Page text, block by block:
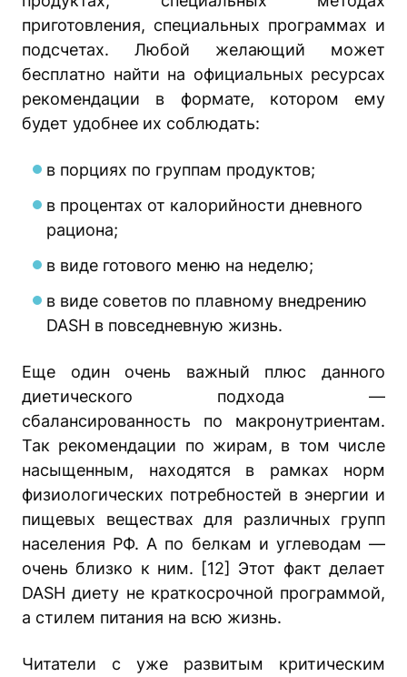
приготовления, специальных программах и
подсчетах. Любой желающий может
бесплатно найти на официальных ресурсах
рекомендации в формате, котором ему
будет удобнее их соблюдать:
в порциях по группам продуктов;
в процентах от калорийности дневного
рациона;
в виде готового меню на неделю;
в виде советов по плавному внедрению
DASH в повседневную жизнь.
Еще один очень важный плюс данного
диетического подхода —
сбалансированность по макронутриентам.
Так рекомендации по жирам, в том числе
насыщенным, находятся в рамках норм
физиологических потребностей в энергии и
пищевых веществах для различных групп
населения РФ. А по белкам и углеводам —
очень близко к ним. [12] Этот факт делает
DASH диету не краткосрочной программой,
а стилем питания на всю жизнь.
Читатели с уже развитым критическим